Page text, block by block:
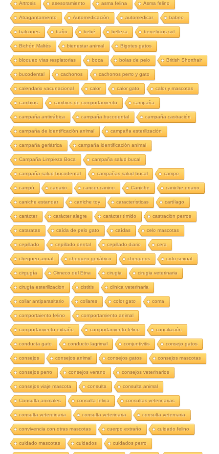
Artrosis asesoramiento asma felina Asma felino
Atragantamiento Automedicación automedicar babeo
balcones baño bebé belleza beneficios sol
Bichón Maltés bienestar animal Bigotes gatos
bloqueo vías respiatorias boca bolas de pelo British Shorthair
bucodental cachorros cachorros perro y gato
calendario vacunacional calor calor gato calor y mascotas
cambios cambios de comportamiento campaña
campaña antirrábica campaña bucodental campaña castración
campaña de identificación animal campaña esterilización
campaña geriátrica campaña identificación animal
Campaña Limpieza Boca campaña salud bucal
campaña salud bucodental campañas salud bucal campo
campú canario cancer canino Caniche caniche enano
caniche estandar caniche toy características cartílago
carácter carácter alegre carácter tímido castración perros
cataratas caída de pelo gato caídas celo mascotas
cepillado cepillado dental cepillado diario cera
chequeo anual chequeo geriátrico chequeos ciclo sexual
cirgugía Cirneco del Etna cirugia cirugia veterinaria
cirugía esterilización cistitis clinica veterinaria
collar antiparasitario collares color gato coma
comportaiento felino comportamiento animal
comportamiento extraño comportamiento felino conciliación
conducta gato conducto lagrimal conjuntivitis consejo gatos
consejos consejos animal consejos gatos consejos mascotas
consejos perro consejos verano consejos veterinarios
consejos viaje mascota consulta consulta animal
Consulta animales consulta felina consultas veterinarias
consulta vetereinaria consulta veterinaria consulta veternaria
convivencia con otras mascotas cuerpo extraño cuidado felino
cuidado mascotas cuidados cuidados perro